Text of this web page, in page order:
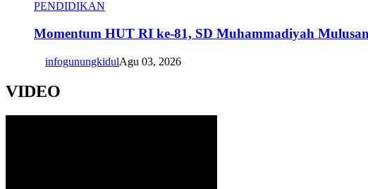
PENDIDIKAN
Momentum HUT RI ke-81, SD Muhammadiyah
infogunungkidulAgu 03, 2026
VIDEO